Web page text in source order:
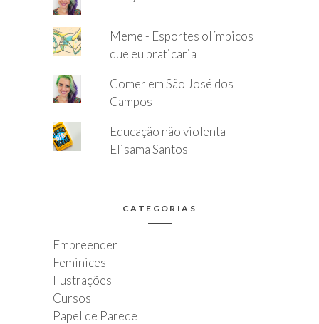
Meme - Esportes olímpicos
que eu praticaria
Comer em São José dos
Campos
Educação não violenta -
Elisama Santos
CATEGORIAS
Empreender
Feminices
Ilustrações
Cursos
Papel de Parede